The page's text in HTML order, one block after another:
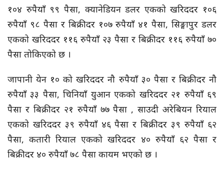
१०४ रुपैयाँ ९९ पैसा, क्यानेडियन डलर एकको खरिददर १०६
रुपैयाँ ९८ पैसा र बिक्रीदर १०७ रुपैयाँ ४१ पैसा, सिङ्गापुर डलर
एकको खरिददर ११६ रुपैयाँ २३ पैसा र बिक्रीदर ११६ रुपैयाँ ७०
पैसा तोकिएको छ ।
जापानी येन १० को खरिददर नौ रुपैयाँ ३० पैसा र बिक्रीदर नौ
रुपैयाँ ३३ पैसा, चिनियाँ युआन एकको खरिददर २१ रुपैयाँ ६९
पैसा र बिक्रीदर २१ रुपैयाँ ७७ पैसा , साउदी अरेबियन रियाल
एकको खरिददर ३९ रुपैयाँ ४६ पैसा र बिक्रीदर ३९ रुपैयाँ ६२
पैसा, कतारी रियाल एकको खरिददर ४० रुपैयाँ ६२ पैसा र
बिक्रीदर ४० रुपैयाँ ७८ पैसा कायम भएको छ ।